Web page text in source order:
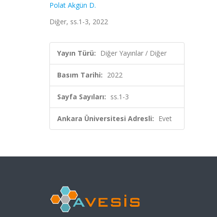
Polat Akgün D.
Diğer, ss.1-3, 2022
Yayın Türü: Diğer Yayınlar / Diğer
Basım Tarihi: 2022
Sayfa Sayıları: ss.1-3
Ankara Üniversitesi Adresli: Evet